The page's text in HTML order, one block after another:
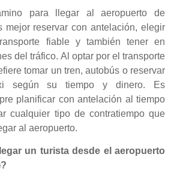
para llegar al aeropuerto de
mejor reservar con antelación, elegir
fiable y también tener en
del tráfico. Al optar por el transporte
tomar un tren, autobús o reservar
según su tiempo y dinero. Es
planificar con antelación al tiempo
cualquier tipo de contratiempo que
al aeropuerto.
un turista desde el aeropuerto